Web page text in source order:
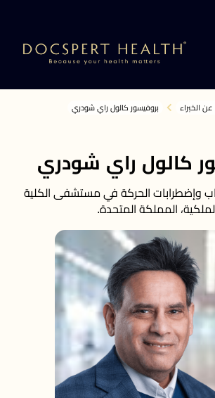
الخبراء بروفيسور كالول راي شودري
كالول راي شودري
وإضطرابات الحركة في مستشفى الكلية
المملكة المتحدة.